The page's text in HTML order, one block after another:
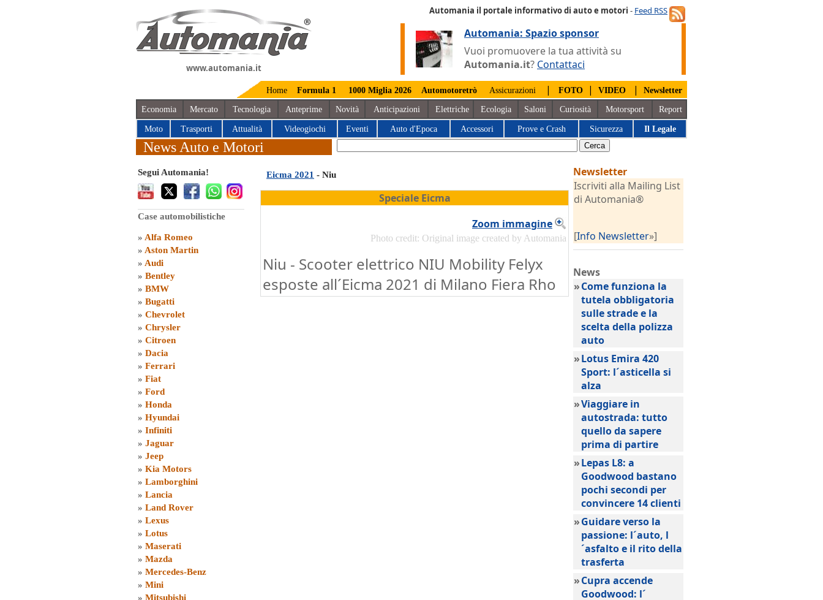
www.automania.it
Automania il portale informativo di auto e motori - Feed RSS
Automania: Spazio sponsor
Vuoi promuovere la tua attività su
Automania.it? Contattaci
Home Formula 1 1000 Miglia 2026 Automotoretrò Assicurazioni | FOTO | VIDEO | Newsletter
Economia Mercato Tecnologia Anteprime Novità Anticipazioni Elettriche Ecologia Saloni Curiosità Motorsport Report
Moto Trasporti Attualità Videogiochi Eventi Auto d'Epoca Accessori Prove e Crash Sicurezza Il Legale
News Auto e Motori
Segui Automania!
Case automobilistiche
» Alfa Romeo
» Aston Martin
» Audi
» Bentley
» BMW
» Bugatti
» Chevrolet
» Chrysler
» Citroen
» Dacia
» Ferrari
» Fiat
» Ford
» Honda
» Hyundai
» Infiniti
» Jaguar
» Jeep
» Kia Motors
» Lamborghini
» Lancia
» Land Rover
» Lexus
» Lotus
» Maserati
» Mazda
» Mercedes-Benz
» Mini
» Mitsubishi
Eicma 2021 - Niu
Speciale Eicma
Zoom immagine
Photo credit: Original image created by Automania
Niu - Scooter elettrico NIU Mobility Felyx
esposte all´Eicma 2021 di Milano Fiera Rho
Newsletter
Iscriviti alla Mailing List
di Automania®
[Info Newsletter»]
News
»Come funziona la
tutela obbligatoria
sulle strade e la
scelta della polizza
auto
»Lotus Emira 420
Sport: l´asticella si
alza
»Viaggiare in
autostrada: tutto
quello da sapere
prima di partire
»Lepas L8: a
Goodwood bastano
pochi secondi per
convincere 14 clienti
»Guidare verso la
passione: l´auto, l
´asfalto e il rito della
trasferta
»Cupra accende
Goodwood: l´